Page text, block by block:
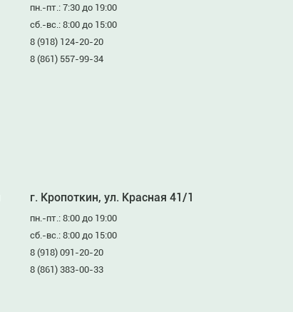
пн.-пт.: 7:30 до 19:00
сб.-вс.: 8:00 до 15:00
8 (918) 124-20-20
8 (861) 557-99-34
г. Кропоткин, ул. Красная 41/1
пн.-пт.: 8:00 до 19:00
сб.-вс.: 8:00 до 15:00
8 (918) 091-20-20
8 (861) 383-00-33